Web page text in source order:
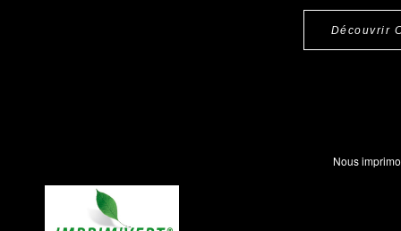
Découvrir
Nous